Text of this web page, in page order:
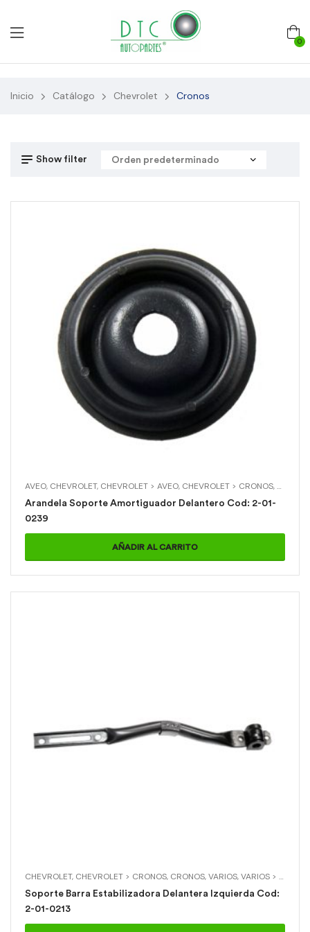
0
Inicio Catálogo Chevrolet Cronos
Show filter
AVEO, CHEVROLET, CHEVROLET > AVEO, CHEVROLET > CRONOS,
Arandela Soporte Amortiguador Delantero Cod: 2-01-
0239
AÑADIR AL CARRITO
CHEVROLET, CHEVROLET > CRONOS, CRONOS,VARIOS,VARIOS > SOPORTE BARRA ESTABILIZADORA DELANTERA L
Soporte Barra Estabilizadora Delantera Izquierda Cod:
2-01-0213